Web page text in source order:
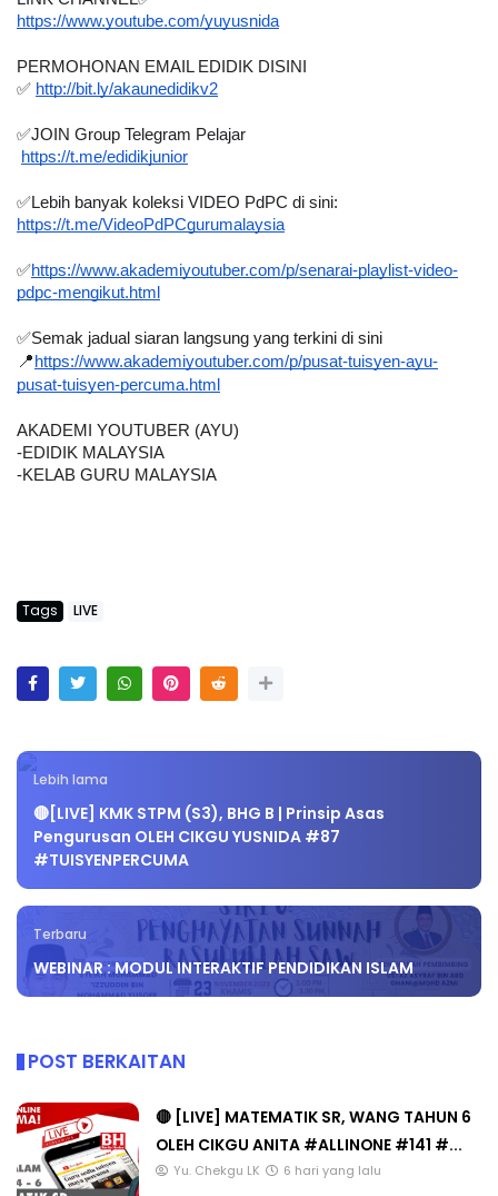
https://www.youtube.com/yuyusnida
PERMOHONAN EMAIL EDIDIK DISINI
✅ http://bit.ly/akaunedidikv2
✅JOIN Group Telegram Pelajar
https://t.me/edidikjunior
✅Lebih banyak koleksi VIDEO PdPC di sini:
https://t.me/VideoPdPCgurumalaysia
✅https://www.akademiyoutuber.com/p/senarai-playlist-video-
pdpc-mengikut.html
✅Semak jadual siaran langsung yang terkini di sini
📍 https://www.akademiyoutuber.com/p/pusat-tuisyen-ayu-
pusat-tuisyen-percuma.html
AKADEMI YOUTUBER (AYU)
-EDIDIK MALAYSIA
-KELAB GURU MALAYSIA
Tags LIVE
Lebih lama
🔴[LIVE] KMK STPM (S3), BHG B | Prinsip Asas
Pengurusan OLEH CIKGU YUSNIDA #87
#TUISYENPERCUMA
Terbaru
WEBINAR : MODUL INTERAKTIF PENDIDIKAN ISLAM
POST BERKAITAN
🔴 [LIVE] MATEMATIK SR, WANG TAHUN 6
OLEH CIKGU ANITA #ALLINONE #141 #...
Yu. Chekgu LK 6 hari yang lalu